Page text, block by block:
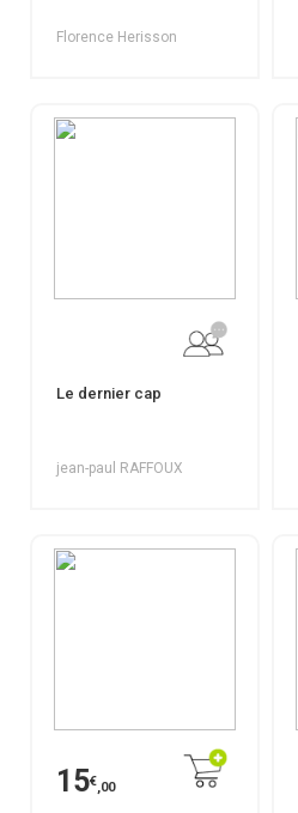
Florence Herisson
Le dernier cap
jean-paul RAFFOUX
15€,00